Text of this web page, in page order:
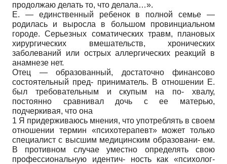
продолжаю делать то, что делала…».
Е. — единственный ребенок в полной семье —
родилась и выросла в большом провинциальном
городе. Серьезных соматических травм, плановых
хирургических вмешательств, хронических
заболеваний или острых аллергических реакций в
анамнезе нет.
Отец — образованный, достаточно финансово
состоятельный пред- приниматель. В отношении Е.
был требовательным и скупым на по- хвалу,
постоянно сравнивал дочь с ее матерью,
подчеркивая, что она
1 Я придерживаюсь мнения, что употреблять в своем
отношении термин «психотерапевт» может только
специалист с высшим медицинским образовани- ем.
В противном случае уместно определять свою
профессиональную идентич- ность как «психолог-